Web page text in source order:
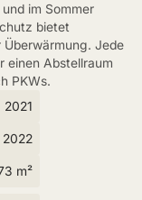
im Sommer
bietet
Jede
einen Abstellraum
PKWs.
2021
2022
m²